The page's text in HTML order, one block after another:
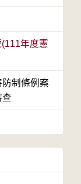
年度憲
制條例案
查